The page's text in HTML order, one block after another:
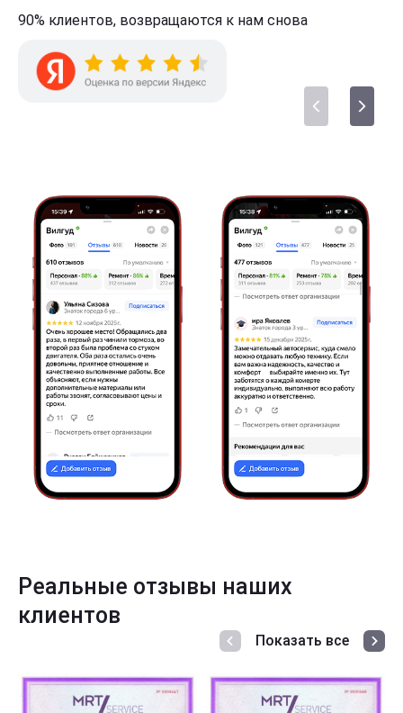
90% клиентов, возвращаются к нам снова
Реальные отзывы наших
клиентов
Показать все